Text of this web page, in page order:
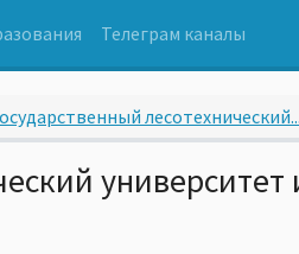
Телеграм каналы
лесотехнический...